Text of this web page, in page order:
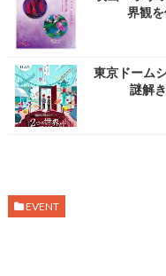
界観
東京ドーム
謎解
EVENT